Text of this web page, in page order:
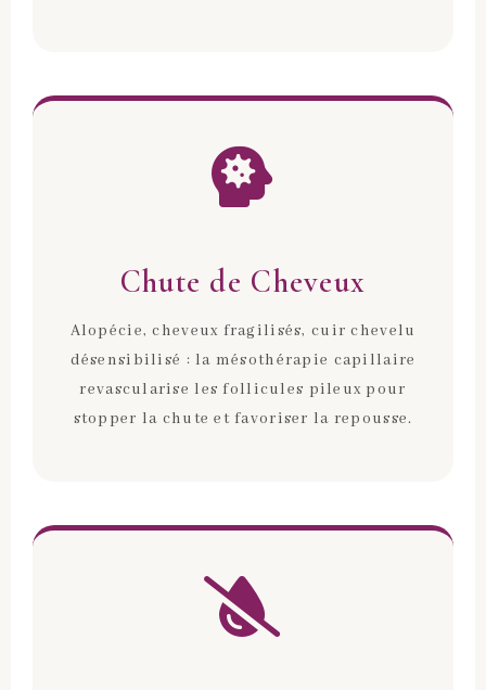
Chute de Cheveux
Alopécie, cheveux fragilisés, cuir chevelu
désensibilisé : la mésothérapie capillaire
revascularise les follicules pileux pour
stopper la chute et favoriser la repousse.